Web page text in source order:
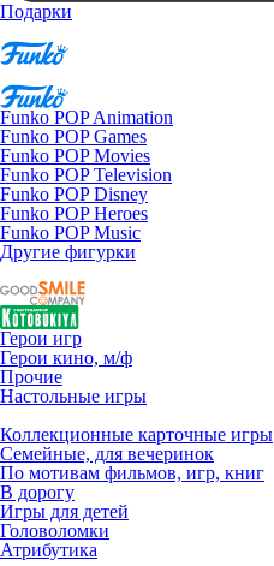
Подарки
Funko POP Animation
Funko POP Games
Funko POP Movies
Funko POP Television
Funko POP Disney
Funko POP Heroes
Funko POP Music
Другие фигурки
Герои игр
Герои кино, м/ф
Прочие
Настольные игры
Коллекционные карточные игры
Семейные, для вечеринок
По мотивам фильмов, игр, книг
В дорогу
Игры для детей
Головоломки
Атрибутика